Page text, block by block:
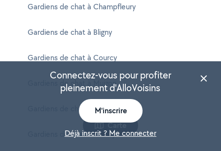
Gardiens de chat à Champfleury
Gardiens de chat à Bligny
Gardiens de chat à Courcy
Gardiens de chat à Muizon
Gardiens de chat à Berméricourt
Gardiens de chat à Prunay
Carte
Connectez-vous pour profiter
pleinement d'AlloVoisins
M'inscrire
Déjà inscrit ? Me connecter